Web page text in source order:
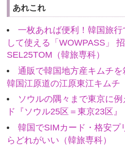
あれこれ
一枚あれば便利！韓国旅
して使える「WOWPASS」
SEL25TOM（韓旅専科）
通販で韓国地方産キムチを
韓国江原道の江原東江キムチ
ソウルの隅々まで東京に
ド『ソウル25区＝東京23区』
韓国でSIMカード・格安プ
らどれがいい（韓旅専科）